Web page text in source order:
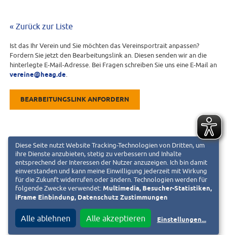
« Zurück zur Liste
Ist das Ihr Verein und Sie möchten das Vereinsportrait anpassen?
Fordern Sie jetzt den Bearbeitungslink an. Diesen senden wir an die
hinterlegte E-Mail-Adresse. Bei Fragen schreiben Sie uns eine E-Mail an
vereine@heag.de
BEARBEITUNGSLINK ANFORDERN
Diese Seite nutzt Website Tracking-Technologien von Dritten, um
ihre Dienste anzubieten, stetig zu verbessern und Inhalte
entsprechend der Interessen der Nutzer anzuzeigen. Ich bin damit
einverstanden und kann meine Einwilligung jederzeit mit Wirkung
für die Zukunft widerrufen oder ändern. Technologien werden für
folgende Zwecke verwendet: Multimedia, Besucher-Statistiken,
iFrame Einbindung, Datenschutz Zustimmungen
Alle ablehnen Alle akzeptieren Einstellungen...